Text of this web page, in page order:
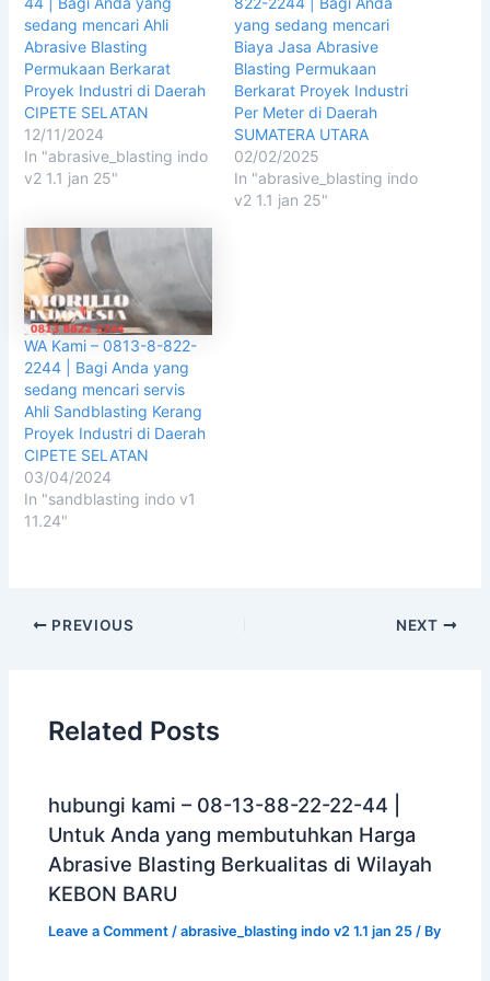
sedang mencari Ahli
Abrasive Blasting
Permukaan Berkarat
Proyek Industri di Daerah
CIPETE SELATAN
12/11/2024
In "abrasive_blasting indo
v2 1.1 jan 25"
yang sedang mencari
Biaya Jasa Abrasive
Blasting Permukaan
Berkarat Proyek Industri
Per Meter di Daerah
SUMATERA UTARA
02/02/2025
In "abrasive_blasting indo
v2 1.1 jan 25"
WA Kami – 0813-8-822-
2244 | Bagi Anda yang
sedang mencari servis
Ahli Sandblasting Kerang
Proyek Industri di Daerah
CIPETE SELATAN
03/04/2024
In "sandblasting indo v1
11.24"
PREVIOUS NEXT
Related Posts
hubungi kami – 08-13-88-22-22-44 |
Untuk Anda yang membutuhkan Harga
Abrasive Blasting Berkualitas di Wilayah
KEBON BARU
Leave a Comment /abrasive_blasting indo v2 1.1 jan 25 / By